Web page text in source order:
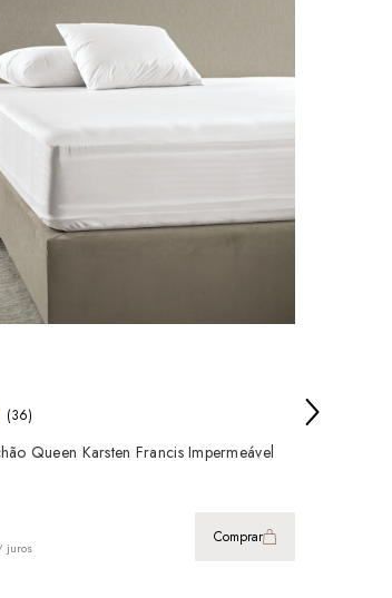
(36)
Queen Karsten Francis Impermeável
juros
Comprar